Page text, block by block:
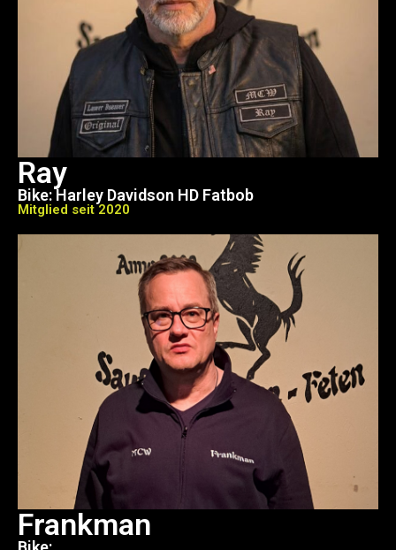
Ray
Bike: Harley Davidson HD Fatbob
Mitglied seit 2020
Frankman